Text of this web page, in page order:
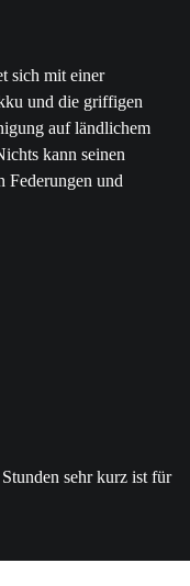
sich mit einer
und die griffigen
auf ländlichem
kann seinen
Federungen und
sehr kurz ist für